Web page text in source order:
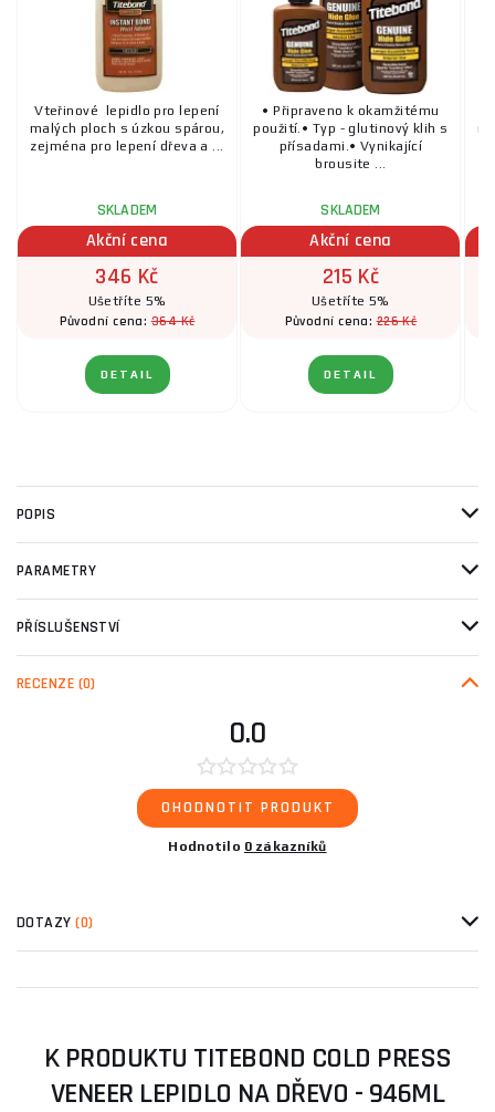
Vteřinové lepidlo pro lepení
malých ploch s úzkou spárou,
zejména pro lepení dřeva a ...
SKLADEM
Akční cena
346 Kč
Ušetříte 5%
Původní cena:364 Kč
DETAIL
• Připraveno k okamžitému
použití.• Typ - glutinový klih s
přísadami.• Vynikající
brousite ...
SKLADEM
Akční cena
215 Kč
Ušetříte 5%
Původní cena:226 Kč
DETAIL
POPIS
PARAMETRY
PŘÍSLUŠENSTVÍ
RECENZE (0)
0.0
OHODNOTIT PRODUKT
Hodnotilo 0 zákazníků
DOTAZY(0)
K PRODUKTU TITEBOND COLD PRESS
VENEER LEPIDLO NA DŘEVO - 946ML